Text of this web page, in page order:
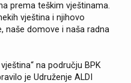
prema teškim vještinama.
vještina i njihovo
naše domove i naša radna
na području BPK
je Udruženje ALDI